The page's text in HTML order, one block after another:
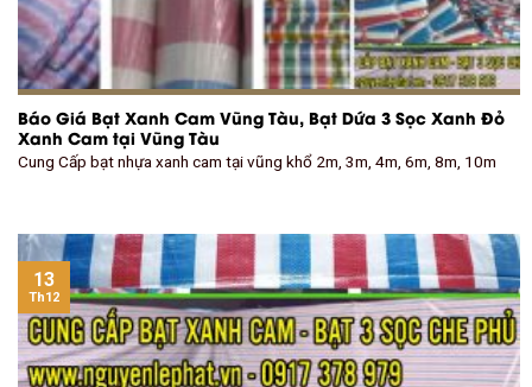
Báo Giá Bạt Xanh Cam Vũng Tàu, Bạt Dứa 3 Sọc Xanh Đỏ
Xanh Cam tại Vũng Tàu
Cung Cấp bạt nhựa xanh cam tại vũng khổ 2m, 3m, 4m, 6m, 8m, 10m
13
Th12